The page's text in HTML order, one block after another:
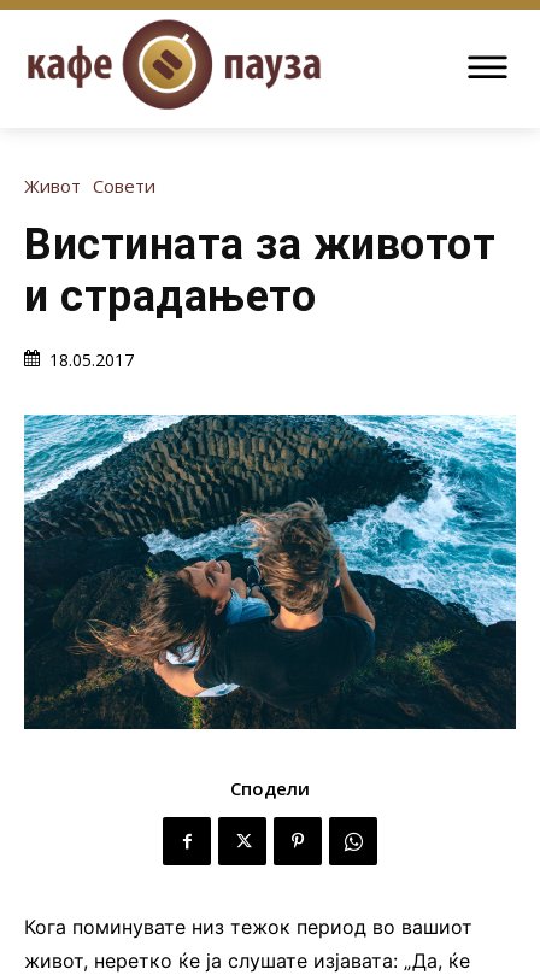
Живот Совети
Вистината за животот
и страдањето
18.05.2017
Сподели
Кога поминувате низ тежок период во вашиот
живот, неретко ќе ја слушате изјавата: „Да, ќе